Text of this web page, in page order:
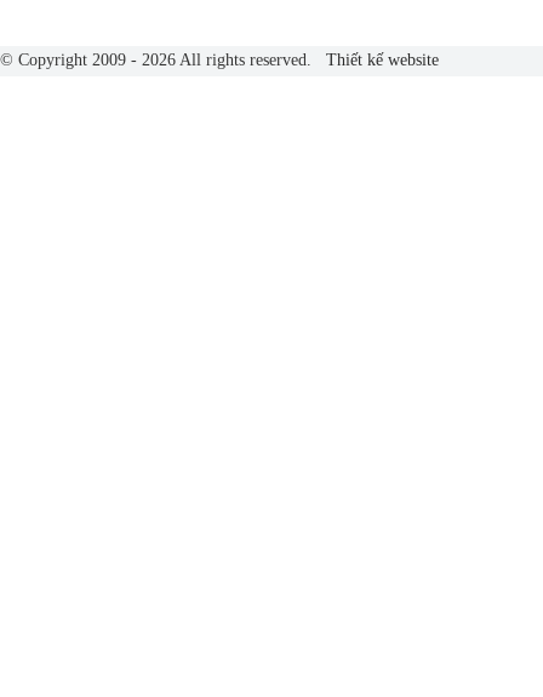
© Copyright 2009 - 2026 All rights reserved. Thiết kế website